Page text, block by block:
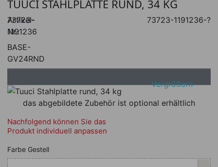
TUUCI STAHLPLATTE RUND, 34 KG
Artikel-
Nr.:
BASE-
GV24RND
73723-
1191236
73723-1191236-?
Vergrößern
das abgebildete Zubehör ist optional erhältlich
Nachfolgend können Sie das
Produkt individuell anpassen
Nachfolgend können Sie das
Farbe Gestell